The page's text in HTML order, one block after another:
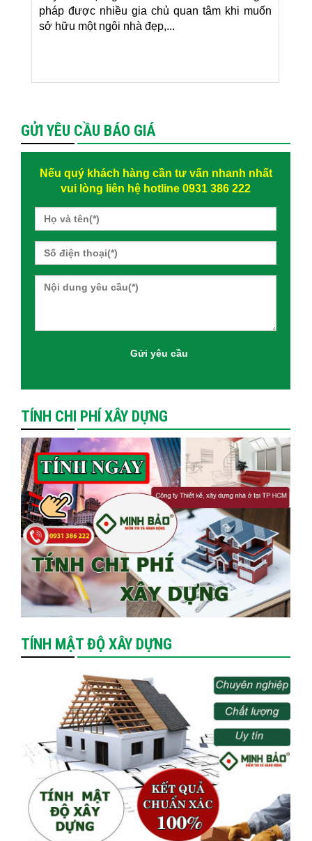
pháp được nhiều gia chủ quan tâm khi muốn
sở hữu một ngôi nhà đẹp,...
GỬI YÊU CẦU BÁO GIÁ
Nếu quý khách hàng cần tư vấn nhanh nhất
vui lòng liên hệ hotline 0931 386 222
TÍNH CHI PHÍ XÂY DỰNG
TÍNH MẬT ĐỘ XÂY DỰNG